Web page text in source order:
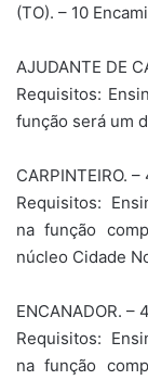
(TO). – 10
AJUDANTE DE
Requisitos:
função será um
CARPINTEIRO. –
Requisitos:
na função
núcleo Cidade
ENCANADOR. –
Requisitos:
na função